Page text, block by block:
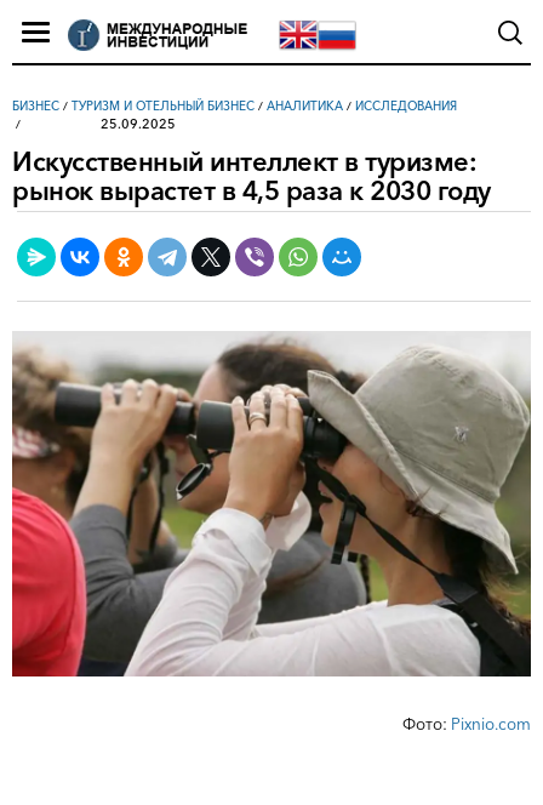
БИЗНЕС / ТУРИЗМ И ОТЕЛЬНЫЙ БИЗНЕС / АНАЛИТИКА / ИССЛЕДОВАНИЯ
25.09.2025
Искусственный интеллект в туризме:
рынок вырастет в 4,5 раза к 2030 году
Фото: Pixnio.com